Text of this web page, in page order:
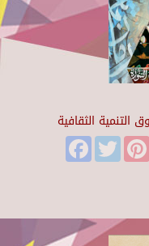
التنمية الثقافية
FacebookTwitter